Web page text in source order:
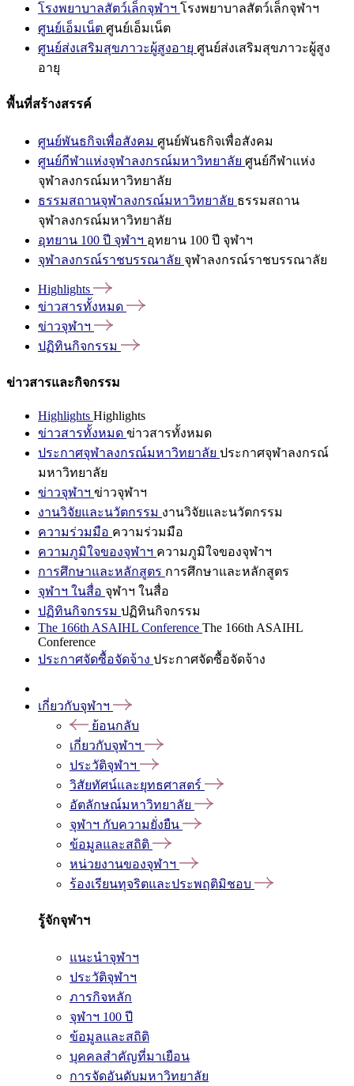
โรงพยาบาลสัตว์เล็กจุฬาฯ โรงพยาบาลสัตว์เล็กจุฬาฯ
ศูนย์เอ็มเน็ต ศูนย์เอ็มเน็ต
ศูนย์ส่งเสริมสุขภาวะผู้สูงอายุ ศูนย์ส่งเสริมสุขภาวะผู้สูง
อายุ
พื้นที่สร้างสรรค์
ศูนย์พันธกิจเพื่อสังคม ศูนย์พันธกิจเพื่อสังคม
ศูนย์กีฬาแห่งจุฬาลงกรณ์มหาวิทยาลัย ศูนย์กีฬาแห่ง
จุฬาลงกรณ์มหาวิทยาลัย
ธรรมสถานจุฬาลงกรณ์มหาวิทยาลัย ธรรมสถาน
จุฬาลงกรณ์มหาวิทยาลัย
อุทยาน 100 ปี จุฬาฯ อุทยาน 100 ปี จุฬาฯ
จุฬาลงกรณ์ราชบรรณาลัย จุฬาลงกรณ์ราชบรรณาลัย
Highlights
ข่าวสารทั้งหมด
ข่าวจุฬาฯ
ปฏิทินกิจกรรม
ข่าวสารและกิจกรรม
Highlights Highlights
ข่าวสารทั้งหมด ข่าวสารทั้งหมด
ประกาศจุฬาลงกรณ์มหาวิทยาลัย ประกาศจุฬาลงกรณ์
มหาวิทยาลัย
ข่าวจุฬาฯ ข่าวจุฬาฯ
งานวิจัยและนวัตกรรม งานวิจัยและนวัตกรรม
ความร่วมมือ ความร่วมมือ
ความภูมิใจของจุฬาฯ ความภูมิใจของจุฬาฯ
การศึกษาและหลักสูตร การศึกษาและหลักสูตร
จุฬาฯ ในสื่อ จุฬาฯ ในสื่อ
ปฏิทินกิจกรรม ปฏิทินกิจกรรม
The 166th ASAIHL Conference The 166th ASAIHL
Conference
ประกาศจัดซื้อจัดจ้าง ประกาศจัดซื้อจัดจ้าง
เกี่ยวกับจุฬาฯ
ย้อนกลับ
เกี่ยวกับจุฬาฯ
ประวัติจุฬาฯ
วิสัยทัศน์และยุทธศาสตร์
อัตลักษณ์มหาวิทยาลัย
จุฬาฯ กับความยั่งยืน
ข้อมูลและสถิติ
หน่วยงานของจุฬาฯ
ร้องเรียนทุจริตและประพฤติมิชอบ
รู้จักจุฬาฯ
แนะนำจุฬาฯ
ประวัติจุฬาฯ
ภารกิจหลัก
จุฬาฯ 100 ปี
ข้อมูลและสถิติ
บุคคลสำคัญที่มาเยือน
การจัดอันดับมหาวิทยาลัย